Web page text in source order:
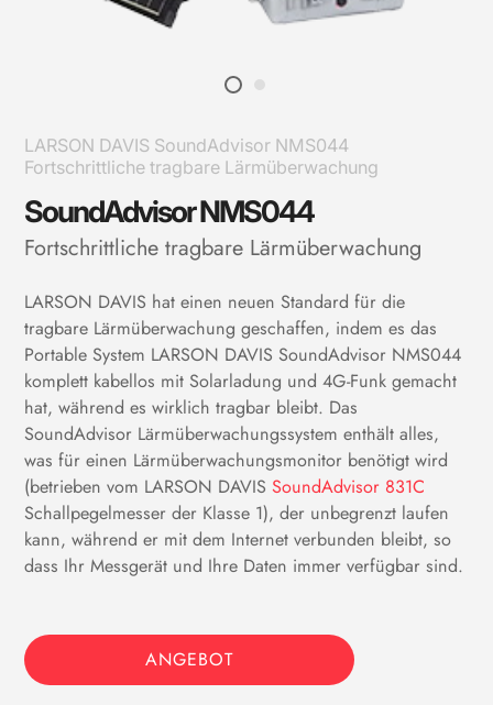
LARSON DAVIS SoundAdvisor NMS044
Fortschrittliche tragbare Lärmüberwachung
SoundAdvisor NMS044
Fortschrittliche tragbare Lärmüberwachung
LARSON DAVIS hat einen neuen Standard für die
tragbare Lärmüberwachung geschaffen, indem es das
Portable System LARSON DAVIS SoundAdvisor NMS044
komplett kabellos mit Solarladung und 4G-Funk gemacht
hat, während es wirklich tragbar bleibt. Das
SoundAdvisor Lärmüberwachungssystem enthält alles,
was für einen Lärmüberwachungsmonitor benötigt wird
(betrieben vom LARSON DAVIS SoundAdvisor 831C
Schallpegelmesser der Klasse 1), der unbegrenzt laufen
kann, während er mit dem Internet verbunden bleibt, so
dass Ihr Messgerät und Ihre Daten immer verfügbar sind.
ANGEBOT